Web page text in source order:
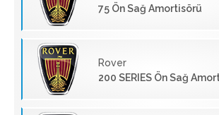
75 Ön Sağ Amortisörü
Rover
200 SERIES Ön Sağ